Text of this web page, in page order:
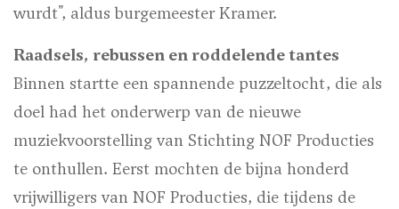
wurdt", aldus burgemeester Kramer.
Raadsels, rebussen en roddelende tantes
Binnen startte een spannende puzzeltocht, die als
doel had het onderwerp van de nieuwe
muziekvoorstelling van Stichting NOF Producties
te onthullen. Eerst mochten de bijna honderd
vrijwilligers van NOF Producties, die tijdens de